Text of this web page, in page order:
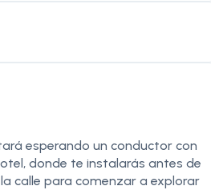
esperando un conductor con
donde te instalarás antes de
calle para comenzar a explorar